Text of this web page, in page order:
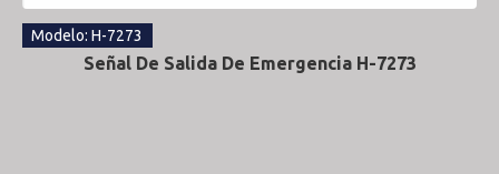
Modelo: H-7273
Señal De Salida De Emergencia H-7273